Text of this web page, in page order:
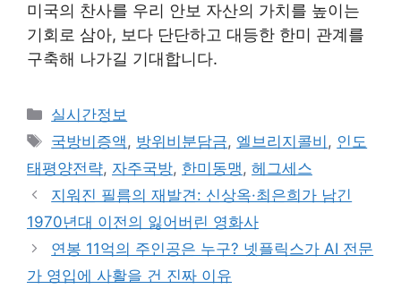
미국의 찬사를 우리 안보 자산의 가치를 높이는
기회로 삼아, 보다 단단하고 대등한 한미 관계를
구축해 나가길 기대합니다.
Categories
실시간정보
Tags
국방비증액, 방위비분담금, 엘브리지콜비 , 인도
태평양전략, 자주국방, 한미동맹, 헤그세스
지워진 필름의 재발견: 신상옥·최은희가 남긴
1970년대 이전의 잃어버린 영화사
연봉 11억의 주인공은 누구? 넷플릭스가 AI 전문
가 영입에 사활을 건 진짜 이유